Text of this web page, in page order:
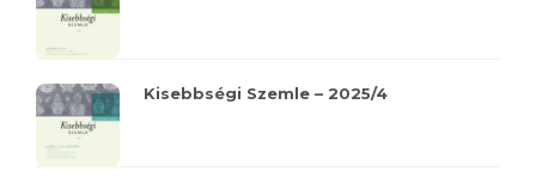
Kisebbségi Szemle – 2025/4